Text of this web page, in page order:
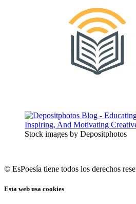
Stock images by Depositphotos
© EsPoesía tiene todos los derechos
Esta web usa cookies